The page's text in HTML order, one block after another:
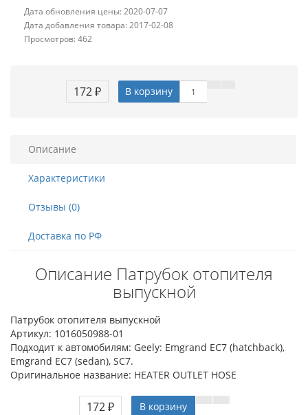
Дата обновления цены: 2020-07-07
Дата добавления товара: 2017-02-08
Просмотров: 462
172 ₽ В корзину
Описание
Характеристики
Отзывы (0)
Доставка по РФ
Описание Патрубок отопителя
выпускной
Патрубок отопителя выпускной
Артикул: 1016050988-01
Подходит к автомобилям: Geely: Emgrand EC7 (hatchback),
Emgrand EC7 (sedan), SC7.
Оригинальное название: HEATER OUTLET HOSE
172 ₽
В корзину